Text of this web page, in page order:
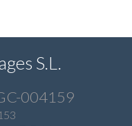
S.L.
004159